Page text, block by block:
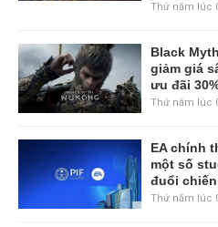
Thứ năm lúc
Black
giảm giá
ưu đãi
Thứ năm lúc
EA chính
một số
đuổi
Thứ năm lúc